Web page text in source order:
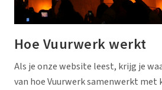
Hoe Vuurwerk werkt
Als je onze website leest, krijg je
van hoe Vuurwerk samenwerkt met